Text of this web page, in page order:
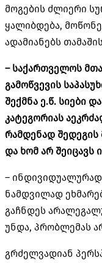
მოგების ძლიერი
ყალიბდება,
ადამიანებს
– საქართველოს
გამოწვევის
შექმნა ე.წ. სიები
კატეგორიას
რამდენად შედეგის
და ხომ არ შეიცავს
– ინდივიდუალურად
ნამდვილად
გაჩნდეს
უნდა, პრობლემას
გრძელვადიან